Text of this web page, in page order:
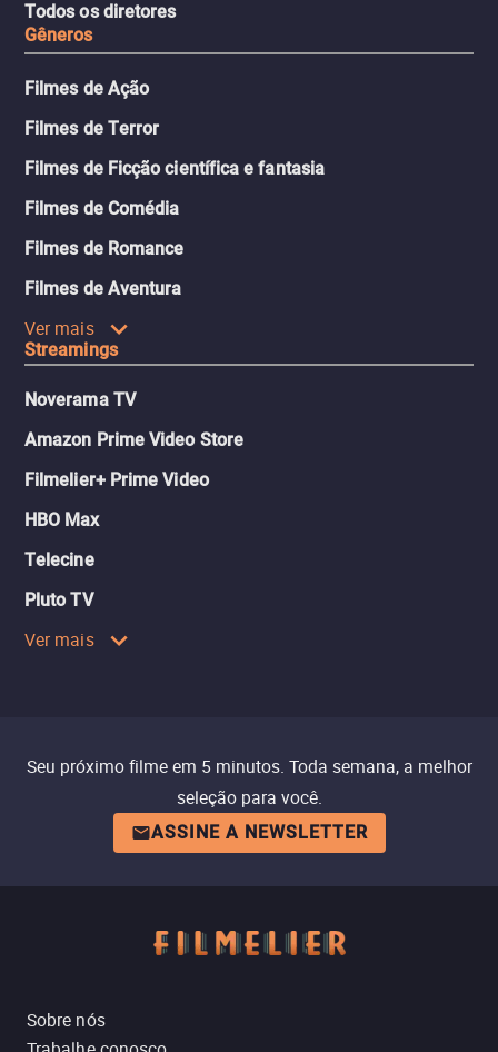
Todos os diretores
Gêneros
Filmes de Ação
Filmes de Terror
Filmes de Ficção científica e fantasia
Filmes de Comédia
Filmes de Romance
Filmes de Aventura
Ver mais
Streamings
Noverama TV
Amazon Prime Video Store
Filmelier+ Prime Video
HBO Max
Telecine
Pluto TV
Ver mais
Seu próximo filme em 5 minutos. Toda semana, a melhor
seleção para você.
ASSINE A NEWSLETTER
Sobre nós